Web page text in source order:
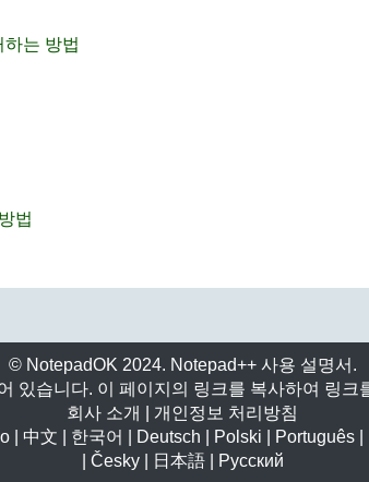
는 방법
법
© NotepadOK 2024. Notepad++ 사용 설명서.
있습니다. 이 페이지의 링크를 복사하여 링크
회사 소개
개인정보 처리방침
| 中文 한국어 Deutsch Polski Português|
Česky| 日本語| Русский